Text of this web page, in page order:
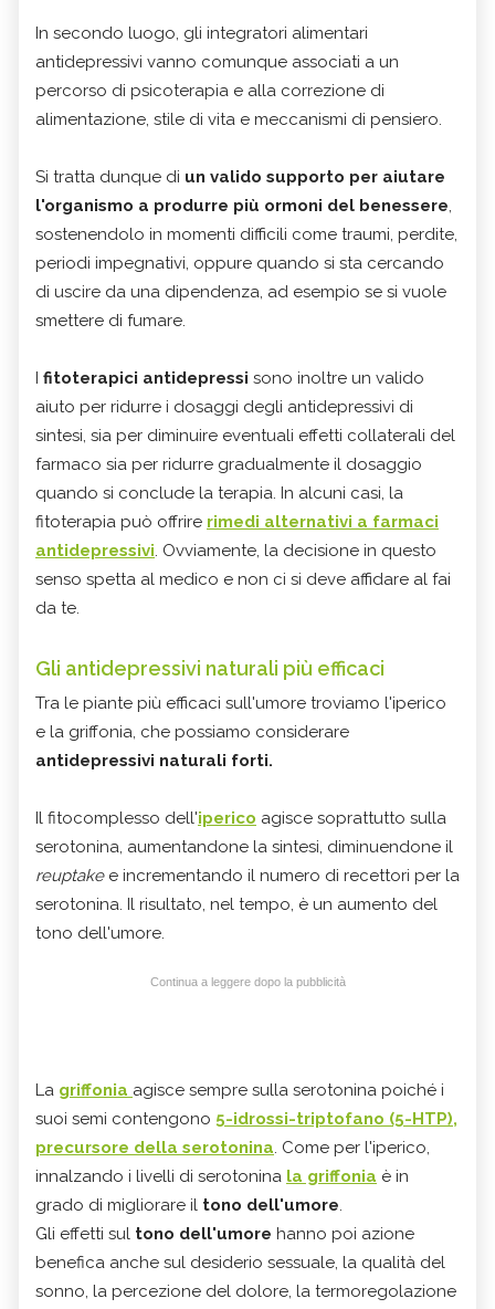
In secondo luogo, gli integratori alimentari
antidepressivi vanno comunque associati a un
percorso di psicoterapia e alla correzione di
alimentazione, stile di vita e meccanismi di pensiero.
Si tratta dunque di un valido supporto per aiutare
l'organismo a produrre più ormoni del benessere,
sostenendolo in momenti difficili come traumi, perdite,
periodi impegnativi, oppure quando si sta cercando
di uscire da una dipendenza, ad esempio se si vuole
smettere di fumare.
I fitoterapici antidepressi sono inoltre un valido
aiuto per ridurre i dosaggi degli antidepressivi di
sintesi, sia per diminuire eventuali effetti collaterali del
farmaco sia per ridurre gradualmente il dosaggio
quando si conclude la terapia. In alcuni casi, la
fitoterapia può offrire rimedi alternativi a farmaci
antidepressivi. Ovviamente, la decisione in questo
senso spetta al medico e non ci si deve affidare al fai
da te.
Gli antidepressivi naturali più efficaci
Tra le piante più efficaci sull'umore troviamo l'iperico
e la griffonia, che possiamo considerare
antidepressivi naturali forti.
Il fitocomplesso dell'iperico agisce soprattutto sulla
serotonina, aumentandone la sintesi, diminuendone il
reuptake e incrementando il numero di recettori per la
serotonina. Il risultato, nel tempo, è un aumento del
tono dell'umore.
Continua a leggere dopo la pubblicità
La griffonia agisce sempre sulla serotonina poiché i
suoi semi contengono 5-idrossi-triptofano (5-HTP),
precursore della serotonina. Come per l'iperico,
innalzando i livelli di serotonina la griffonia è in
grado di migliorare il tono dell'umore.
Gli effetti sul tono dell'umore hanno poi azione
benefica anche sul desiderio sessuale, la qualità del
sonno, la percezione del dolore, la termoregolazione